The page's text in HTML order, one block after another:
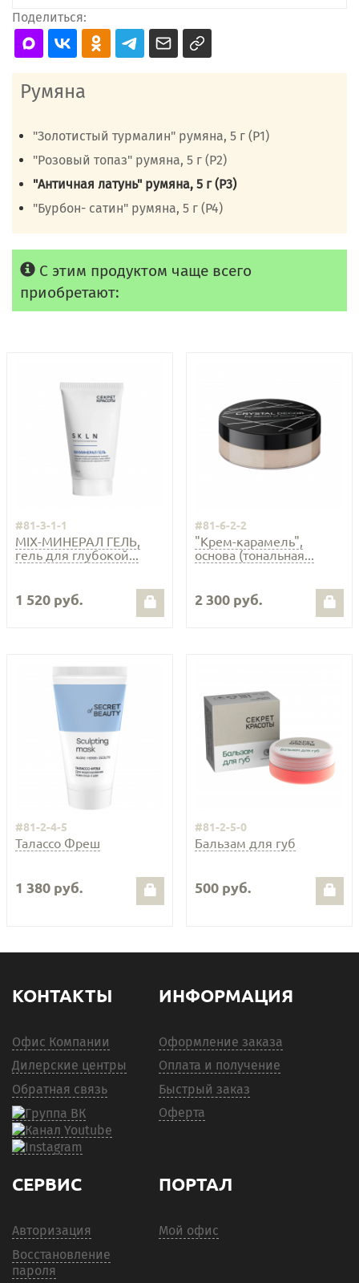
Поделиться:
Румяна
"Золотистый турмалин" румяна, 5 г (Р1)
"Розовый топаз" румяна, 5 г (Р2)
"Античная латунь" румяна, 5 г (Р3)
"Бурбон- сатин" румяна, 5 г (Р4)
С этим продуктом чаще всего
приобретают:
#81-3-1-1
MIX-МИНЕРАЛ ГЕЛЬ,
гель для глубокой...
1 520 руб.
#81-6-2-2
"Крем-карамель",
основа (тональная...
2 300 руб.
#81-2-4-5
Талассо Фреш
1 380 руб.
#81-2-5-0
Бальзам для губ
500 руб.
КОНТАКТЫ
Офис Компании
Дилерские центры
Обратная связь
ИНФОРМАЦИЯ
Оформление заказа
Оплата и получение
Быстрый заказ
Оферта
СЕРВИС
Авторизация
Восстановление
пароля
ПОРТАЛ
Мой офис